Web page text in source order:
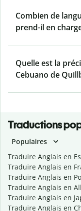
Combien de
prend-il en
Quelle est la
Cebuano de
Traductions
Populaires
Traduire Anglais en
Traduire Anglais en
Traduire Anglais en
Traduire Anglais en
Traduire Anglais en
Traduire Anglais en